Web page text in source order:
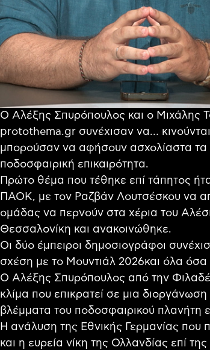
Ο Αλέξης Σπυρόπουλος και ο Μιχάλης
protothema.gr συνέχισαν να…
μπορούσαν να αφήσουν ασχολίαστα τα
ποδοσφαιρική επικαιρότητα.
Πρώτο θέμα που τέθηκε επί τάπητος
ΠΑΟΚ, με τον Ραζβάν Λουτσέσκου να
ομάδας να περνούν στα χέρια του
Θεσσαλονίκη και ανακοινώθηκε.
Οι δύο έμπειροι δημοσιογράφοι
σχέση με το Μουντιάλ 2026και όλα
Ο Αλέξης Σπυρόπουλος από την
κλίμα που επικρατεί σε μια
βλέμματα του ποδοσφαιρικού πλανήτη
Η ανάλυση της Εθνικής Γερμανίας που
και η ευρεία νίκη της Ολλανδίας επί